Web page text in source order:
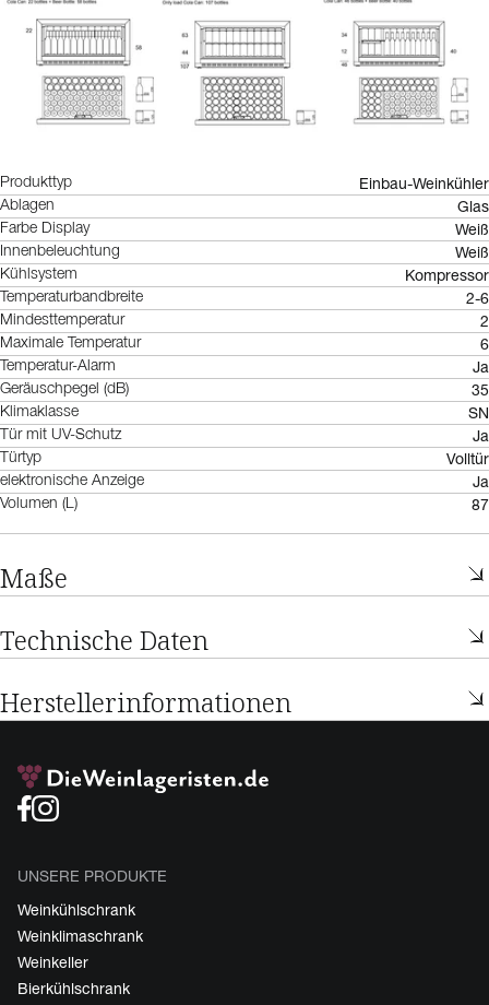
Produkttyp Einbau-Weinkühler
Ablagen Glas
Farbe Display Weiß
Innenbeleuchtung Weiß
Kühlsystem Kompressor
Temperaturbandbreite 2-6
Mindesttemperatur 2
Maximale Temperatur 6
Temperatur-Alarm Ja
Geräuschpegel (dB) 35
Klimaklasse SN
Tür mit UV-Schutz Ja
Türtyp Volltür
elektronische Anzeige Ja
Volumen (L) 87
Maße
Technische Daten
Herstellerinformationen
UNSERE PRODUKTE
Weinkühlschrank
Weinklimaschrank
Weinkeller
Bierkühlschrank